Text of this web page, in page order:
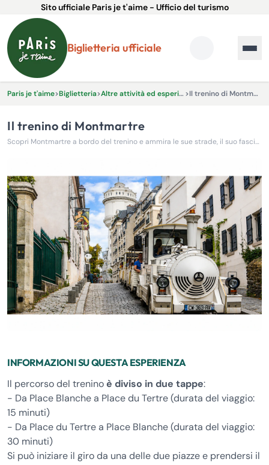
Sito ufficiale Paris je t'aime - Ufficio del turismo
Biglietteria ufficiale
Paris je t'aime>Biglietteria> Altre attività ed esperienze > Il trenino di Montmartre
Il trenino di Montmartre
Scopri Montmartre a bordo del trenino e ammira le sue strade, il suo fascino e le attrazioni principali!
INFORMAZIONI SU QUESTA ESPERIENZA
Il percorso del treninoè diviso in due tappe:
- Da Place Blanche a Place du Tertre (durata del viaggio:
15 minuti)
- Da Place du Tertre a Place Blanche (durata del viaggio:
30 minuti)
Si può iniziare il giro da una delle due piazze e prendersi il